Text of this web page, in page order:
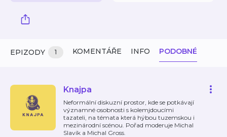
EPIZODY 1 KOMENTÁŘE INFO PODOBNÉ
Knajpa
Neformální diskuzní prostor, kde se potkávají
významné osobnosti s kolemjdoucími
tazateli, na témata která hýbou tuzemskou i
mezinárodní scénou. Pořad moderuje Michal
Slavík a Michal Gross.